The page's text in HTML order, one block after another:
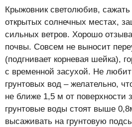
Крыжовник светолюбив, сажать
открытых солнечных местах,
сильных ветров. Хорошо
почвы. Совсем не выносит
(подгнивает корневая шейка),
с временной засухой. Не
грунтовых вод – желательно,
не ближе 1,5 м от поверхности
грунтовые воды стоят выше
высаживать на грунтовую